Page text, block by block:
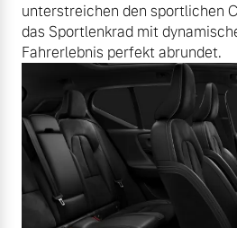
unterstreichen den sportlichen
das Sportlenkrad mit
Fahrerlebnis perfekt abrundet.